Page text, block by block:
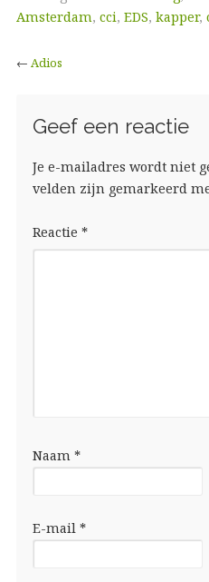
Amsterdam, cci, EDS, kapper,
← Adios
Geef een reactie
Je e-mailadres wordt niet
velden zijn gemarkeerd
Reactie *
Naam *
E-mail *